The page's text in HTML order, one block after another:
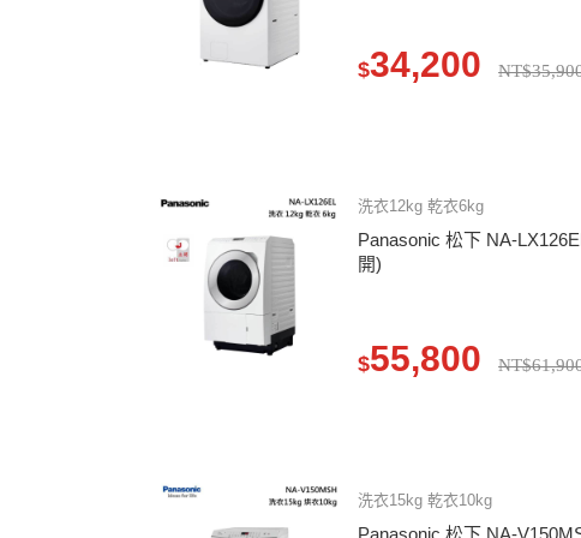
$34,200
洗衣12kg 乾衣6kg
Panasonic 松下 NA-
開)
$55,800
洗衣15kg 乾衣10kg